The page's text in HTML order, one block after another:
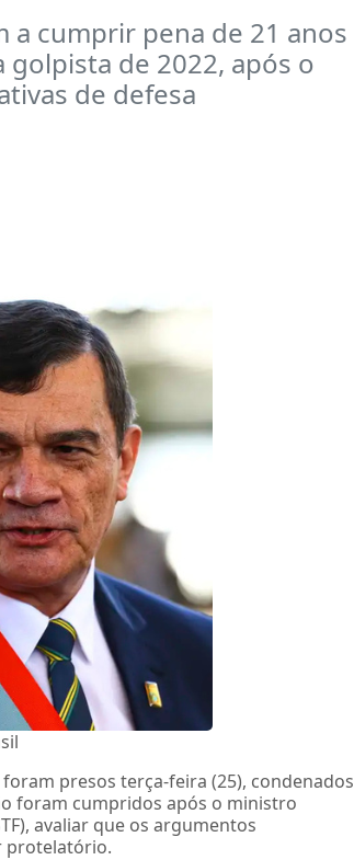
a cumprir pena de 21 anos
de 2022, após o
de defesa
presos terça-feira (25), condenados
foram cumpridos após o ministro
avaliar que os argumentos
protelatório.